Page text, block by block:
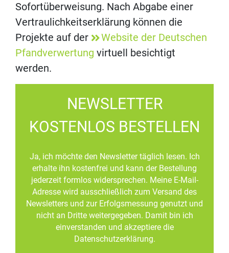
Sofortüberweisung. Nach Abgabe einer
Vertraulichkeitserklärung können die
Projekte auf der
Website der Deutschen
Pfandverwertung virtuell besichtigt
werden.
NEWSLETTER
KOSTENLOS BESTELLEN
Ja, ich möchte den Newsletter täglich lesen. Ich
erhalte ihn kostenfrei und kann der Bestellung
jederzeit formlos widersprechen. Meine E-Mail-
Adresse wird ausschließlich zum Versand des
Newsletters und zur Erfolgsmessung genutzt und
nicht an Dritte weitergegeben. Damit bin ich
einverstanden und akzeptiere die
Datenschutzerklärung.